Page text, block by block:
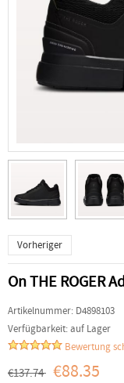
Vorheriger
On THE ROGER
Artikelnummer: D4898103
Verfügbarkeit:auf Lager
Bewertung
€137.74 €88.35